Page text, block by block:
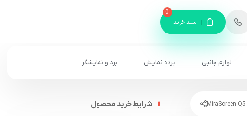
8
سبد خرید
0
لوازم جانبی پرده نمایش برد و نمایشگر
شرایط خرید محصول